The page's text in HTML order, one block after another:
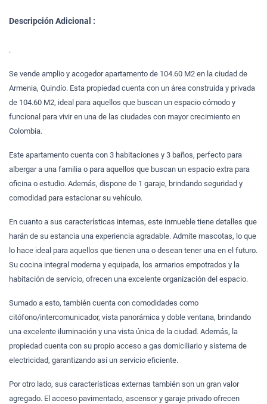
Descripción Adicional :
.
Se vende amplio y acogedor apartamento de 104.60 M2 en la ciudad de
Armenia, Quindío. Esta propiedad cuenta con un área construida y privada
de 104.60 M2, ideal para aquellos que buscan un espacio cómodo y
funcional para vivir en una de las ciudades con mayor crecimiento en
Colombia.
Este apartamento cuenta con 3 habitaciones y 3 baños, perfecto para
albergar a una familia o para aquellos que buscan un espacio extra para
oficina o estudio. Además, dispone de 1 garaje, brindando seguridad y
comodidad para estacionar su vehículo.
En cuanto a sus características internas, este inmueble tiene detalles que
harán de su estancia una experiencia agradable. Admite mascotas, lo que
lo hace ideal para aquellos que tienen una o desean tener una en el futuro.
Su cocina integral moderna y equipada, los armarios empotrados y la
habitación de servicio, ofrecen una excelente organización del espacio.
Sumado a esto, también cuenta con comodidades como
citófono/intercomunicador, vista panorámica y doble ventana, brindando
una excelente iluminación y una vista única de la ciudad. Además, la
propiedad cuenta con su propio acceso a gas domiciliario y sistema de
electricidad, garantizando así un servicio eficiente.
Por otro lado, sus características externas también son un gran valor
agregado. El acceso pavimentado, ascensor y garaje privado ofrecen